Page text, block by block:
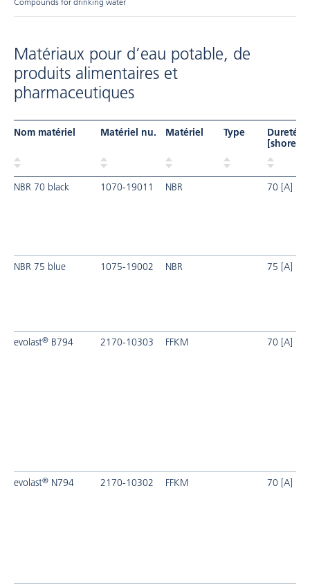
Matériaux pour d’eau potable, de
produits alimentaires et
pharmaceutiques
Nom matériel Matériel nu. Matériel Type
Dureté
[shore]
NBR 70 black 1070-19011 NBR 70 [A]
NBR 75 blue 1075-19002 NBR 75 [A]
evolast® B794 2170-10303 FFKM 70 [A]
evolast® N794 2170-10302 FFKM 70 [A]